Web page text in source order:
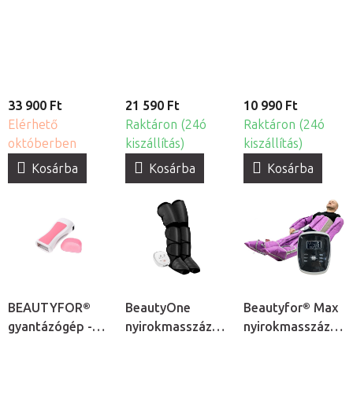
33 900 Ft
Elérhető
októberben
Kosárba
21 590 Ft
Raktáron (24ó
kiszállítás)
Kosárba
10 990 Ft
Raktáron (24ó
kiszállítás)
Kosárba
BEAUTYFOR®
gyantázógép -
BeautyOne
nyirokmasszázs
Beautyfor® Max
nyirokmasszázs